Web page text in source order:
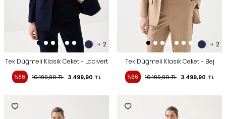
+ 2
Tek Düğmeli Klasik Ceket - Lacivert
%66 10.199,90TL 3.499,90 TL
+ 2
Tek Düğmeli Klasik Ceket - Bej
%66 10.199,90TL 3.499,90 TL